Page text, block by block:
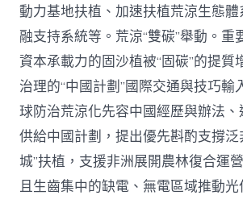
動力基地扶植、加速扶植荒涼生態
融支持系統等。荒涼“雙碳”舉動。重
資本承載力的固沙植被“固碳”的提質
治理的“中國計劃”國際交通與技巧輸
球防治荒涼化先容中國經歷與辦法、
供給中國計劃，提出優先斟酌支撐泛
城”扶植，支援非洲展開農林復合運
且生齒集中的缺電、無電區域推動光